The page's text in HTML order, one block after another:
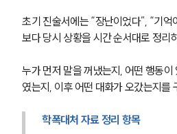
초기 진술서에는 “장난이었다”, “기억
보다 당시 상황을 시간 순서대로 정리
누가 먼저 말을 꺼냈는지, 어떤 행동
였는지, 이후 어떤 대화가 오갔는지를
학폭대처 자료 정리 항목